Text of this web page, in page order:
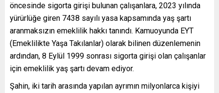
öncesinde sigorta girişi bulunan çalışanlara, 2023 yılında
yürürlüğe giren 7438 sayılı yasa kapsamında yaş şartı
aranmaksızın emeklilik hakkı tanındı. Kamuoyunda EYT
(Emeklilikte Yaşa Takılanlar) olarak bilinen düzenlemenin
ardından, 8 Eylül 1999 sonrası sigorta girişi olan çalışanlar
için emeklilik yaş şartı devam ediyor.
Şahin, iki tarih arasında yapılan ayrımın milyonlarca kişiyi